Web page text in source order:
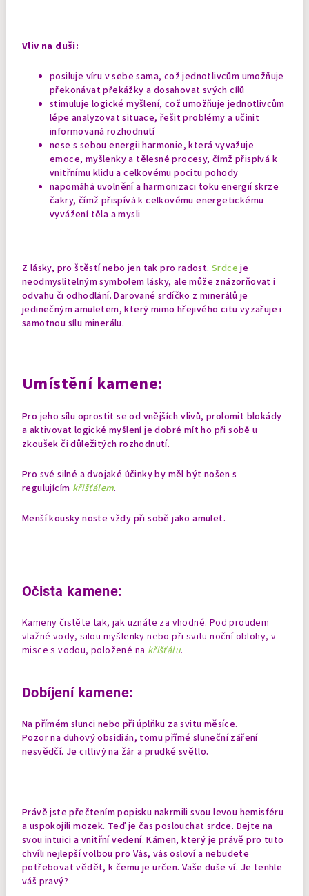
Vliv na duši:
posiluje víru v sebe sama, což jednotlivcům umožňuje
překonávat překážky a dosahovat svých cílů
stimuluje logické myšlení, což umožňuje jednotlivcům
lépe analyzovat situace, řešit problémy a učinit
informovaná rozhodnutí
nese s sebou energii harmonie, která vyvažuje
emoce, myšlenky a tělesné procesy, čímž přispívá k
vnitřnímu klidu a celkovému pocitu pohody
napomáhá uvolnění a harmonizaci toku energií skrze
čakry, čímž přispívá k celkovému energetickému
vyvážení těla a mysli
Z lásky, pro štěstí nebo jen tak pro radost. Srdce je
neodmyslitelným symbolem lásky, ale může znázorňovat i
odvahu či odhodlání. Darované srdíčko z minerálů je
jedinečným amuletem, který mimo hřejivého citu vyzařuje i
samotnou sílu minerálu.
Umístění kamene:
Pro jeho sílu oprostit se od vnějších vlivů, prolomit blokády
a aktivovat logické myšlení je dobré mít ho při sobě u
zkoušek či důležitých rozhodnutí.
Pro své silné a dvojaké účinky by měl být nošen s
regulujícím křišťálem.
Menší kousky noste vždy při sobě jako amulet.
Očista kamene:
Kameny čistěte tak, jak uznáte za vhodné. Pod proudem
vlažné vody, silou myšlenky nebo při svitu noční oblohy, v
misce s vodou, položené na křišťálu.
Dobíjení kamene:
Na přímém slunci nebo při úplňku za svitu měsíce.
Pozor na duhový obsidián, tomu přímé sluneční záření
nesvědčí. Je citlivý na žár a prudké světlo.
Právě jste přečtením popisku nakrmili svou levou hemisféru
a uspokojili mozek. Teď je čas poslouchat srdce. Dejte na
svou intuici a vnitřní vedení. Kámen, který je právě pro tuto
chvíli nejlepší volbou pro Vás, vás osloví a nebudete
potřebovat vědět, k čemu je určen. Vaše duše ví. Je tenhle
váš pravý?